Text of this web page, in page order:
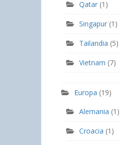
Qatar (1)
Singapur (1)
Tailandia (5)
Vietnam (7)
Europa (19)
Alemania (1)
Croacia (1)